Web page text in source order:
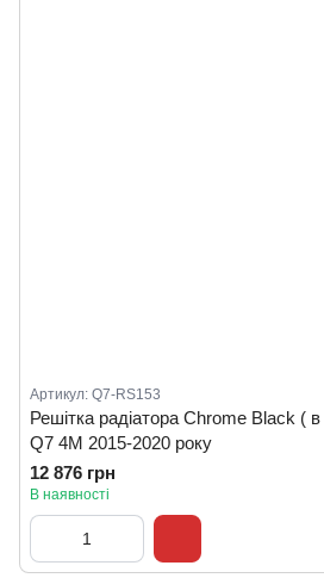
Артикул: Q7-RS153
Решітка радіатора Chrome Black (
Q7 4M 2015-2020 року
12 876 грн
В наявності